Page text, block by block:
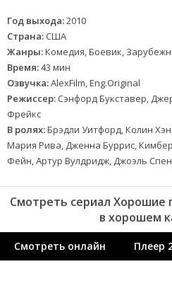
Год выхода:2010
Страна: США
Жанры:Комедия, Боевик,
Время:43 мин
Озвучка:AlexFilm, Eng.Original
Режиссер: Сэнфорд Букставер,
Фрейкс
В ролях:Брэдли Уитфорд, Колин
Мария Рива, Дженна Буррис,
Фейн, Артур Вулдридж, Джоэль
Смотреть сериал Хорошие
в хорошем
Смотреть онлайн Плеер